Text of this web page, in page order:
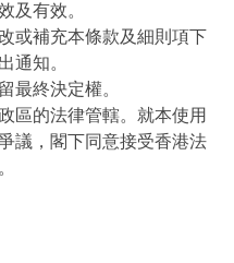
及有效。
或補充本條款及細則項下
通知。
最終決定權。
區的法律管轄。就本使用
議，閣下同意接受香港法